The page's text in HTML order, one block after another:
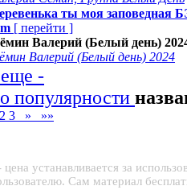
ты моя заповедная
[ перейти ]
Валерий (Белый день)
Валерий (Белый день) 2024
-
популярности
2 3 » »»
цена устанавливается за
Сам материал